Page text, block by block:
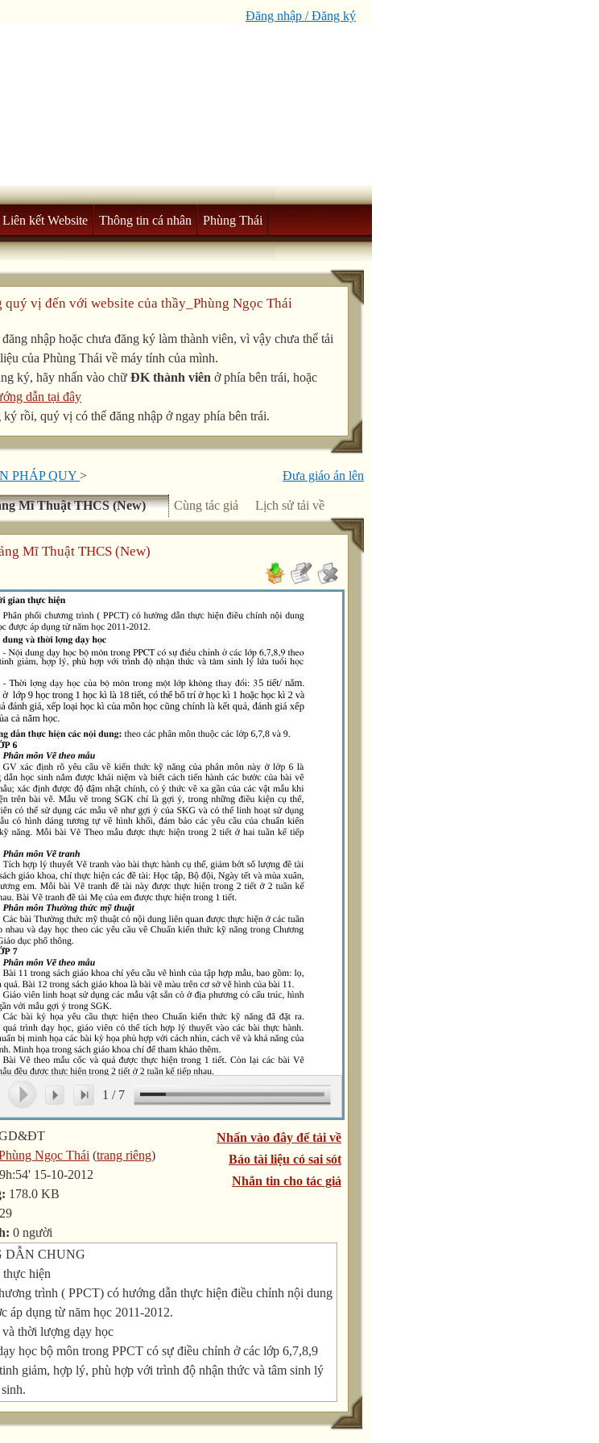
Đăng nhập / Đăng ký
Liên kết Website Thông tin cá nhân Phùng Thái
quý vị đến với website của thầy_Phùng Ngọc Thái
nhập hoặc chưa đăng ký làm thành viên, vì vậy chưa thể tải
của Phùng Thái về máy tính của mình.
ký, hãy nhấn vào chữ ĐK thành viên ở phía bên trái, hoặc
dẫn tại đây
ký rồi, quý vị có thể đăng nhập ở ngay phía bên trái.
Đưa giáo án lên
PHÁP QUY >
Mĩ Thuật THCS (New) Cùng tác giả Lịch sử tải về
Mĩ Thuật THCS (New)
1 / 7
Nhấn vào đây để tải về
Báo tài liệu có sai sót
Nhắn tin cho tác giả
Ngọc Thái (trang riêng)
15-10-2012
178.0 KB
29
0 người
DẪN CHUNG
hiện
trình ( PPCT) có hướng dẫn thực hiện điều chỉnh nội dung
áp dụng từ năm học 2011-2012.
thời lượng dạy học
học bộ môn trong PPCT có sự điều chỉnh ở các lớp 6,7,8,9
giảm, hợp lý, phù hợp với trình độ nhận thức và tâm sinh lý
học của bộ môn trong một lớp không thay đổi: tiết/ năm.
học trong 1 học kì là 18 tiết, có thể bố trí ở học kì 1 hoặc học kì